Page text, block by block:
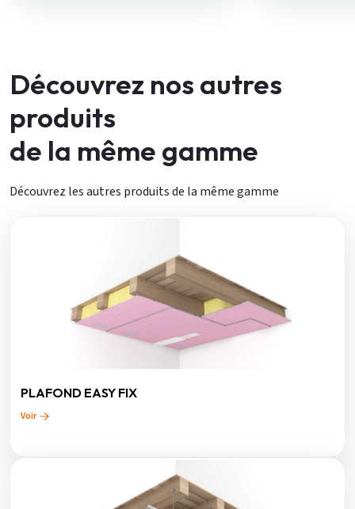
Découvrez nos autres
produits
de la même gamme
Découvrez les autres produits de la même gamme
PLAFOND EASY FIX
Voir